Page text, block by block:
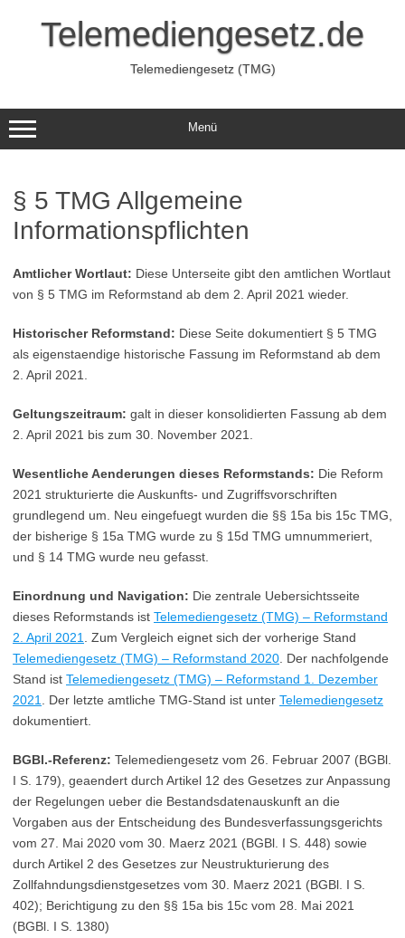
springenTelemediengesetz.de
Telemediengesetz (TMG)
Menü
§ 5 TMG Allgemeine
Informationspflichten
Amtlicher Wortlaut: Diese Unterseite gibt den amtlichen Wortlaut
von § 5 TMG im Reformstand ab dem 2. April 2021 wieder.
Historischer Reformstand: Diese Seite dokumentiert § 5 TMG
als eigenstaendige historische Fassung im Reformstand ab dem
2. April 2021.
Geltungszeitraum: galt in dieser konsolidierten Fassung ab dem
2. April 2021 bis zum 30. November 2021.
Wesentliche Aenderungen dieses Reformstands: Die Reform
2021 strukturierte die Auskunfts- und Zugriffsvorschriften
grundlegend um. Neu eingefuegt wurden die §§ 15a bis 15c TMG,
der bisherige § 15a TMG wurde zu § 15d TMG umnummeriert,
und § 14 TMG wurde neu gefasst.
Einordnung und Navigation: Die zentrale Uebersichtsseite
dieses Reformstands ist Telemediengesetz (TMG) – Reformstand
2. April 2021
. Zum Vergleich eignet sich der vorherige Stand
Telemediengesetz (TMG) – Reformstand 2020 . Der nachfolgende
Stand ist Telemediengesetz (TMG) – Reformstand 1. Dezember
2021
. Der letzte amtliche TMG-Stand ist unter Telemediengesetz
dokumentiert.
BGBl.-Referenz: Telemediengesetz vom 26. Februar 2007 (BGBl.
I S. 179), geaendert durch Artikel 12 des Gesetzes zur Anpassung
der Regelungen ueber die Bestandsdatenauskunft an die
Vorgaben aus der Entscheidung des Bundesverfassungsgerichts
vom 27. Mai 2020 vom 30. Maerz 2021 (BGBl. I S. 448) sowie
durch Artikel 2 des Gesetzes zur Neustrukturierung des
Zollfahndungsdienstgesetzes vom 30. Maerz 2021 (BGBl. I S.
402); Berichtigung zu den §§ 15a bis 15c vom 28. Mai 2021
(BGBl. I S. 1380)